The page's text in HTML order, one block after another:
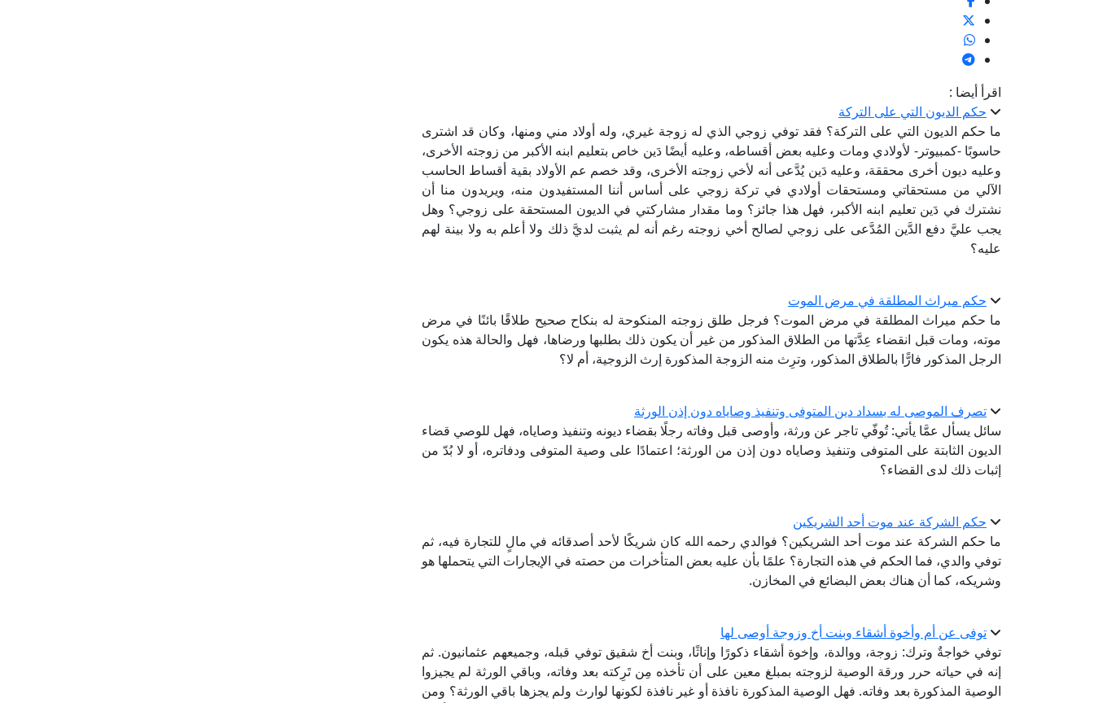
اقرأ أيضا :
حكم الديون التي على التركة
ما حكم الديون التي على التركة؟ فقد توفي زوجي الذي له زوجة غيري، وله أولاد مني ومنها، وكان قد اشترى
حاسوبًا -كمبيوتر- لأولادي ومات وعليه بعض أقساطه، وعليه أيضًا دَين خاص بتعليم ابنه الأكبر من زوجته الأخرى،
وعليه ديون أخرى محققة، وعليه دَين يُدَّعى أنه لأخي زوجته الأخرى، وقد خصم عم الأولاد بقية أقساط الحاسب
الآلي من مستحقاتي ومستحقات أولادي في تركة زوجي على أساس أننا المستفيدون منه، ويريدون منا أن
نشترك في دَين تعليم ابنه الأكبر، فهل هذا جائز؟ وما مقدار مشاركتي في الديون المستحقة على زوجي؟ وهل
يجب عليَّ دفع الدَّين المُدَّعى على زوجي لصالح أخي زوجته رغم أنه لم يثبت لديَّ ذلك ولا أعلم به ولا بينة لهم
عليه؟
حكم ميراث المطلقة في مرض الموت
ما حكم ميراث المطلقة في مرض الموت؟ فرجل طلق زوجته المنكوحة له بنكاح صحيح طلاقًا بائنًا في مرض
موته، ومات قبل انقضاء عِدَّتها من الطلاق المذكور من غير أن يكون ذلك بطلبها ورضاها، فهل والحالة هذه يكون
الرجل المذكور فارًّا بالطلاق المذكور، وترِث منه الزوجة المذكورة إرث الزوجية، أم لا؟
تصرف الموصى له بسداد دين المتوفى وتنفيذ وصاياه دون إذن الورثة
سائل يسأل عمَّا يأتي: تُوفّي تاجر عن ورثة، وأوصى قبل وفاته رجلًا بقضاء ديونه وتنفيذ وصاياه، فهل للوصي قضاء
الديون الثابتة على المتوفى وتنفيذ وصاياه دون إذن من الورثة؛ اعتمادًا على وصية المتوفى ودفاتره، أو لا بُدّ من
إثبات ذلك لدى القضاء؟
حكم الشركة عند موت أحد الشريكين
ما حكم الشركة عند موت أحد الشريكين؟ فوالدي رحمه الله كان شريكًا لأحد أصدقائه في مالٍ للتجارة فيه، ثم
توفي والدي، فما الحكم في هذه التجارة؟ علمًا بأن عليه بعض المتأخرات من حصته في الإيجارات التي يتحملها هو
وشريكه، كما أن هناك بعض البضائع في المخازن.
توفى عن أم وأخوة أشقاء وبنت أخ وزوجة أوصى لها
توفي خواجةٌ وترك: زوجة، ووالدة، وإخوة أشقاء ذكورًا وإناثًا، وبنت أخ شقيق توفي قبله، وجميعهم عثمانيون. ثم
إنه في حياته حرر ورقة الوصية لزوجته بمبلغ معين على أن تأخذه مِن تَرِكته بعد وفاته، وباقي الورثة لم يجيزوا
الوصية المذكورة بعد وفاته. فهل الوصية المذكورة نافذة أو غير نافذة لكونها لوارث ولم يجزها باقي الورثة؟ ومن